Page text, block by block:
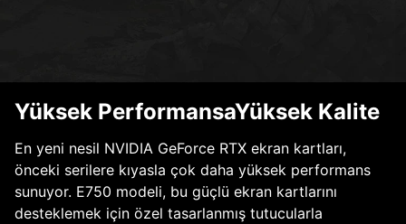
Yüksek PerformansaYüksek Kalite
En yeni nesil NVIDIA GeForce RTX ekran kartları,
önceki serilere kıyasla çok daha yüksek performans
sunuyor. E750 modeli, bu güçlü ekran kartlarını
desteklemek için özel tasarlanmış tutucularla